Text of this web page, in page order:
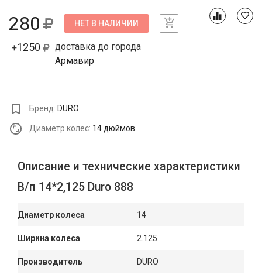
280 НЕТ В НАЛИЧИИ
+1250
доставка до города
Армавир
Бренд: DURO
Диаметр колес: 14 дюймов
Описание и технические характеристики
В/п 14*2,125 Duro 888
Диаметр колеса 14
Ширина колеса 2.125
Производитель DURO